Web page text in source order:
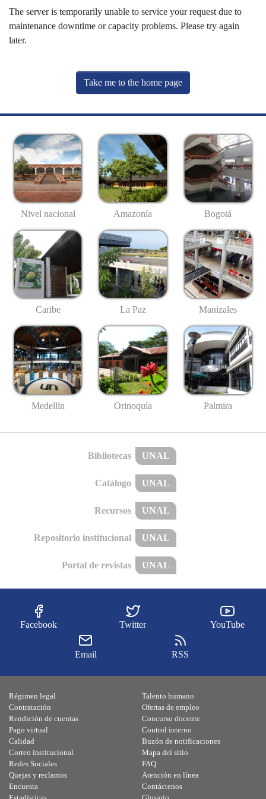
The server is temporarily unable to service your request due to
maintenance downtime or capacity problems. Please try again
later.
Take me to the home page
Nivel nacional Amazonía Bogotá
Caribe La Paz Manizales
Medellín Orinoquía Palmira
Bibliotecas UNAL
Catálogo UNAL
Recursos UNAL
Repositorio institucional UNAL
Portal de revistas UNAL
Facebook Twitter YouTube
Email RSS
Régimen legal
Contratación
Rendición de cuentas
Pago virtual
Calidad
Talento humano
Ofertas de empleo
Concurso docente
Control interno
Buzón de notificaciones
Correo institucional
Redes Sociales
Quejas y reclamos
Encuesta
Mapa del sitio
FAQ
Atención en línea
Contáctenos